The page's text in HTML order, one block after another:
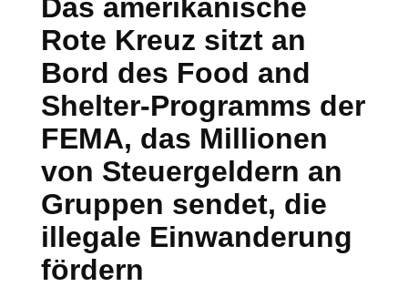
Das amerikanische
Rote Kreuz sitzt an
Bord des Food and
Shelter-Programms der
FEMA, das Millionen
von Steuergeldern an
Gruppen sendet, die
illegale Einwanderung
fördern